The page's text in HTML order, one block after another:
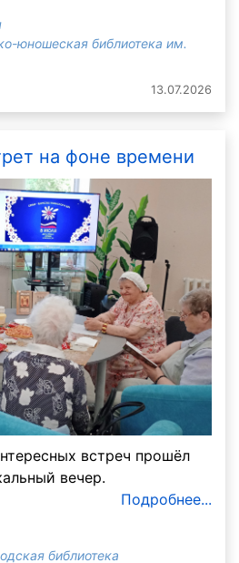
юношеская библиотека им.
13.07.2026
на фоне времени
встреч прошёл
вечер.
Подробнее...
библиотека